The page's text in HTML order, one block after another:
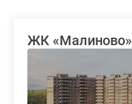
ЖК «Малиново»